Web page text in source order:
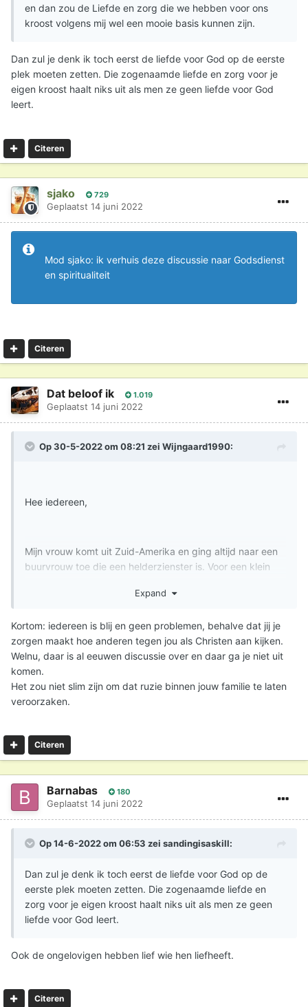
en dan zou de Liefde en zorg die we hebben voor ons
kroost volgens mij wel een mooie basis kunnen zijn.
Dan zul je denk ik toch eerst de liefde voor God op de eerste
plek moeten zetten. Die zogenaamde liefde en zorg voor je
eigen kroost haalt niks uit als men ze geen liefde voor God
leert.
Citeren
sjako 729
Geplaatst 14 juni 2022
Mod sjako: ik verhuis deze discussie naar Godsdienst
en spiritualiteit
Citeren
Dat beloof ik 1.019
Geplaatst 14 juni 2022
Op 30-5-2022 om 08:21 zei Wijngaard1990:
Hee iedereen,
Mijn vrouw komt uit Zuid-Amerika en ging altijd naar een
buurvrouw toe die een helderzienster is. Voor een klein
vrouw een Spaanstalige helderzienster in de stad
weet niet zo goed wat ik hiervan moet vinden. Mijn
moeder en vader zijn beide Protestants, maar hebben
hier geen problemen mee. Mijn moeder is voornamelijk
erg geïnteresseerd in dat soort dingen zoals
waarzegsters en tarotkaartlezers. Ik vind het heel goed
dat mijn vrouw en moeder een goede band met elkaar
praktijken moet staan. Is het niet een vorm van hekserij?
Expand
Kortom: iedereen is blij en geen problemen, behalve dat jij je
zorgen maakt hoe anderen tegen jou als Christen aan kijken.
Welnu, daar is al eeuwen discussie over en daar ga je niet uit
komen.
Het zou niet slim zijn om dat ruzie binnen jouw familie te laten
veroorzaken.
Citeren
Barnabas 180
Geplaatst 14 juni 2022
Op 14-6-2022 om 06:53 zei sandingisaskill:
Dan zul je denk ik toch eerst de liefde voor God op de
eerste plek moeten zetten. Die zogenaamde liefde en
zorg voor je eigen kroost haalt niks uit als men ze geen
liefde voor God leert.
Ook de ongelovigen hebben lief wie hen liefheeft.
Citeren